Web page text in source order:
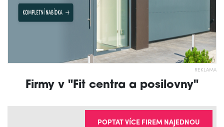
REKLAMA
Firmy v "Fit centra a posilovny"
POPTAT VÍCE FIREM NAJEDNOU